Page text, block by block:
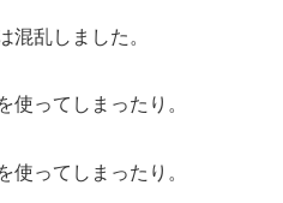
混乱しました。
使ってしまったり。
使ってしまったり。